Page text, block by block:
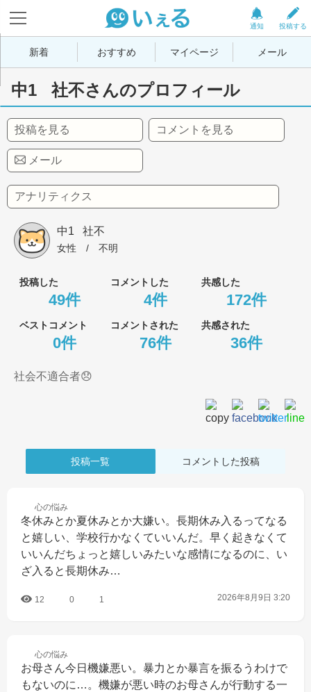
投稿する
通知
新着 おすすめ マイページ メール
中1   社不さんのプロフィール
投稿を見る コメントを見る
メール
アナリティクス
中1   社不
女性 / 不明
投稿した コメントした 共感した
49件 4件 172件
ベストコメント コメントされた 共感された
0件 76件 36件
社会不適合者😞
投稿一覧 コメントした投稿
心の悩み
冬休みとか夏休みとか大嫌い。長期休み入るってなる
と嬉しい、学校行かなくていいんだ。早く起きなくて
いいんだちょっと嬉しいみたいな感情になるのに、い
ざ入ると長期休み…
12 0 1 2026年8月9日 3:20
心の悩み
お母さん今日機嫌悪い。暴力とか暴言を振るうわけで
もないのに…。機嫌が悪い時のお母さんが行動する一